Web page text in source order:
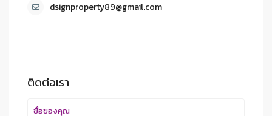
dsignproperty89@gmail.com
ติดต่อเรา